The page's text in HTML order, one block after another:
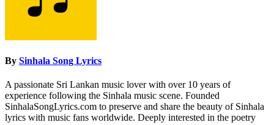
By Sinhala Song Lyrics
A passionate Sri Lankan music lover with over 10 years of
experience following the Sinhala music scene. Founded
SinhalaSongLyrics.com to preserve and share the beauty of Sinhala
lyrics with music fans worldwide. Deeply interested in the poetry